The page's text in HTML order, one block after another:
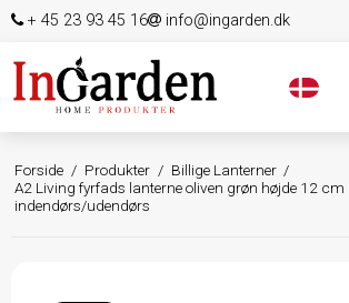
+ 45 23 93 45 16 info@ingarden.dk
Forside / Produkter / Billige Lanterner /
A2 Living fyrfads lanterne oliven grøn højde 12 cm
indendørs/udendørs